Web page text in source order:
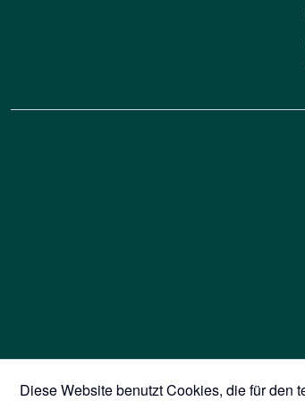
Diese Website benutzt Cookies, die für den